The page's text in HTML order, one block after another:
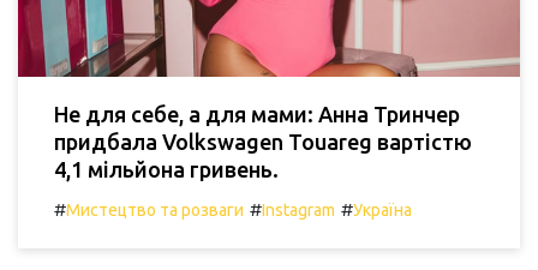
Не для себе, а для мами: Анна Тринчер
придбала Volkswagen Touareg вартістю
4,1 мільйона гривень.
#Мистецтво та розваги #Instagram #Україна